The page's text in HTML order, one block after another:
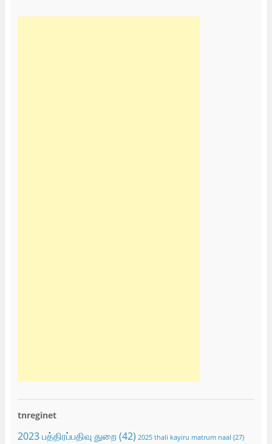
tnreginet
2023 பத்திரப்பதிவு துறை(42) 2025 thali kayiru matrum naal (27)